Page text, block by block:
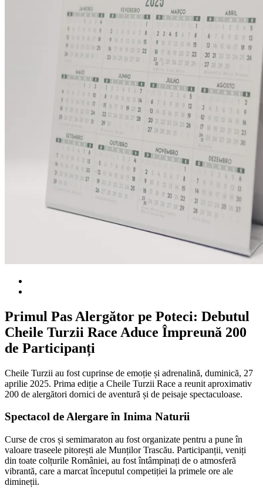
Primul Pas Alergător pe Poteci: Debutul
Cheile Turzii Race Aduce Împreună 200
de Participanți
Cheile Turzii au fost cuprinse de emoție și adrenalină, duminică, 27
aprilie 2025. Prima ediție a Cheile Turzii Race a reunit aproximativ
200 de alergători dornici de aventură și de peisaje spectaculoase.
Spectacol de Alergare în Inima Naturii
Curse de cros și semimaraton au fost organizate pentru a pune în
valoare traseele pitorești ale Munților Trascău. Participanții, veniți
din toate colțurile României, au fost întâmpinați de o atmosferă
vibrantă, care a marcat începutul competiției la primele ore ale
dimineții.